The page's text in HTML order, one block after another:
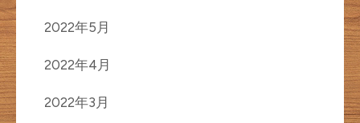
2022年5月
2022年4月
2022年3月